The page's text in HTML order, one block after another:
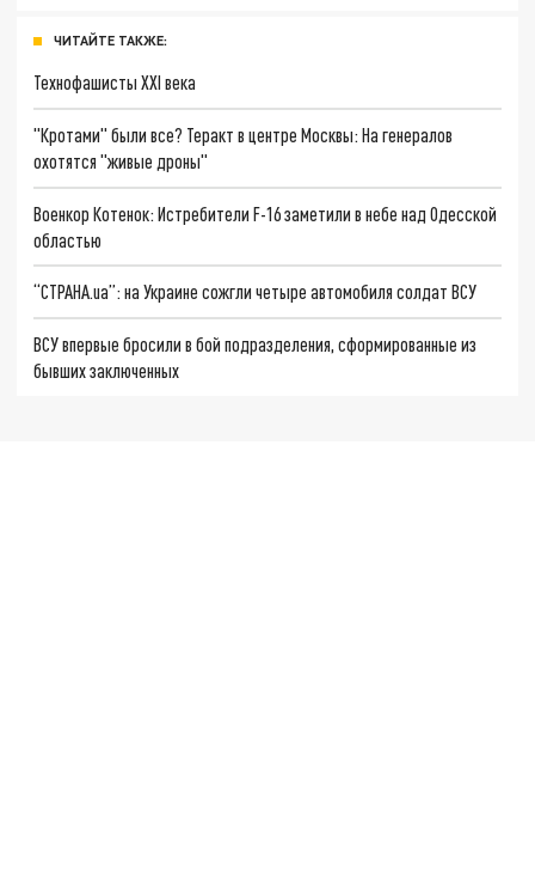
ЧИТАЙТЕ ТАКЖЕ:
Технофашисты XXI века
"Кротами" были все? Теракт в центре Москвы: На генералов
охотятся "живые дроны"
Военкор Котенок: Истребители F-16 заметили в небе над Одесской
областью
“СТРАНА.ua”: на Украине сожгли четыре автомобиля солдат ВСУ
ВСУ впервые бросили в бой подразделения, сформированные из
бывших заключенных